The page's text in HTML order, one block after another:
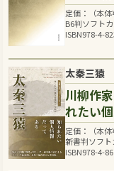
定価：（本体
B6判ソフト
ISBN978-4-
太秦三猿
川柳作
れたい
定価：（本体
新書判ソフ
ISBN978-4-